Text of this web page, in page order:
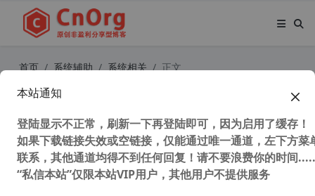
首页 系统辅助 系统相关 正文
SSD Fresh2023 v12.8 汉化中文版 (s
sd固态硬盘优化、延长使用寿命工具)
100,798 次浏览次阅读
本站通知
登陆显示不正常，刷新一下再登陆即可，因为启用了缓存！
如果下载链接失效或空链接，仅能通过唯一通道，左下方菜
联系，其他通道均得不到任何回复！请不要浪费你的时间
“私信本站”仅限本站VIP用户，其他用户不提供服务